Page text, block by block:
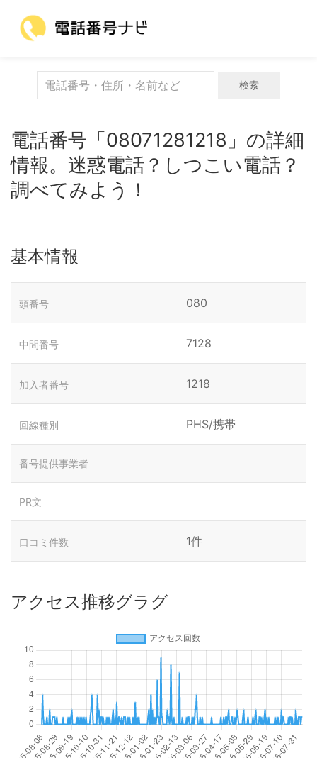
検索
電話番号「08071281218」の詳細
情報。迷惑電話？しつこい電話？
調べてみよう！
基本情報
頭番号 080
中間番号 7128
加入者番号 1218
回線種別 PHS/携帯
番号提供事業者
PR文
口コミ件数 1件
アクセス推移グラグ